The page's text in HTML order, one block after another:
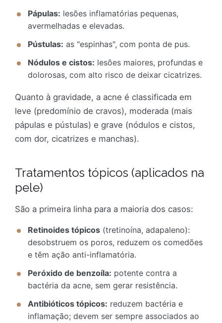
Pápulas: lesões inflamatórias pequenas,
avermelhadas e elevadas.
Pústulas: as "espinhas", com ponta de pus.
Nódulos e cistos: lesões maiores, profundas e
dolorosas, com alto risco de deixar cicatrizes.
Quanto à gravidade, a acne é classificada em
leve (predomínio de cravos), moderada (mais
pápulas e pústulas) e grave (nódulos e cistos,
com dor, cicatrizes e manchas).
Tratamentos tópicos (aplicados na
pele)
São a primeira linha para a maioria dos casos:
Retinoides tópicos (tretinoína, adapaleno):
desobstruem os poros, reduzem os comedões
e têm ação anti-inflamatória.
Peróxido de benzoíla: potente contra a
bactéria da acne, sem gerar resistência.
Antibióticos tópicos: reduzem bactéria e
inflamação; devem ser sempre associados ao